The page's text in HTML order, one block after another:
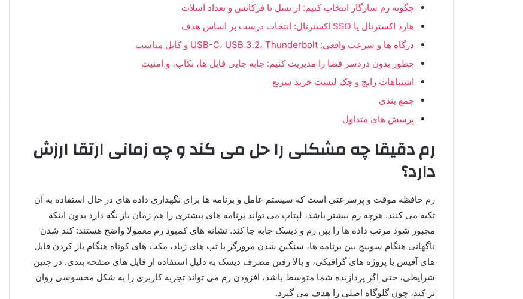
چگونه رم سازگار انتخاب کنیم: از نسل تا فرکانس و تعداد اسلات
هارد اکسترنال یا SSD اکسترنال: انتخاب درست بر اساس هدف
درگاه ها و سرعت واقعی: USB-C، USB 3.2، Thunderbolt و کابل مناسب
چطور بدون دردسر فضا را مدیریت کنیم: جابه جایی فایل ها، بکاپ، و امنیت
اشتباهات رایج و چک لیست خرید سریع
جمع بندی
پرسش های متداول
رم دقیقا چه مشکلی را حل می کند و چه زمانی ارتقا ارزش
دارد؟
رم حافظه موقت و پرسرعتی است که سیستم عامل و برنامه ها برای نگهداری داده های در حال استفاده به آن
تکیه می کنند. هرچه رم بیشتر باشد، لپتاپ می تواند برنامه های بیشتری را هم زمان باز نگه دارد بدون اینکه
مجبور شود مرتب داده ها را بین رم و دیسک جابه جا کند. نشانه های کمبود رم معمولا واضح هستند: کند شدن
ناگهانی هنگام سوییچ بین برنامه ها، سنگین شدن مرورگر با تب های زیاد، مکث های کوتاه هنگام باز کردن فایل
های آفیس یا پروژه های گرافیکی، و بالا رفتن مصرف دیسک به دلیل استفاده از فایل های صفحه بندی. در چنین
شرایطی، حتی اگر پردازنده شما متوسط باشد، افزودن رم می تواند تجربه کاربری را به شکل محسوسی روان
تر کند، چون گلوگاه اصلی را هدف می گیرد.